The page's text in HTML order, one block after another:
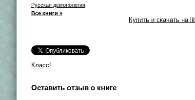
Русская демонология
Все книги »
Класс!
Купить и скачать на
Оставить отзыв о книге